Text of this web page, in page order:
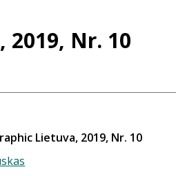
Nr. 10
Lietuva, 2019, Nr. 10